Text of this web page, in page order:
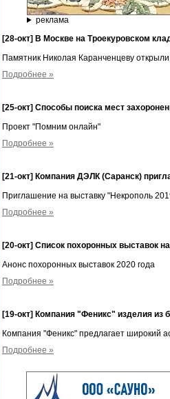
реклама
[28-окт] В Москве на Троекуровском
Памятник Николая Каранченцеву
Подробнее »
[25-окт] Способы поиска мест
Проект "Помним онлайн"
Подробнее »
[21-окт] Компания ДЭЛК (Саранск)
Приглашение на выставку "Некрополь
Подробнее »
[20-окт] Список похоронных выставок
Анонс похоронных выставок 2020 года
Подробнее »
[19-окт] Компания "Феникс" изделия из
Компания "Феникс" предлагает широкий
Подробнее »